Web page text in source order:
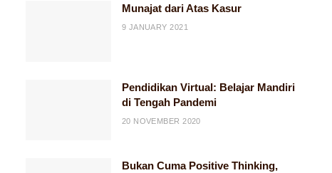
Munajat dari Atas Kasur
9 JANUARY 2021
Pendidikan Virtual: Belajar Mandiri
di Tengah Pandemi
20 NOVEMBER 2020
Bukan Cuma Positive Thinking,